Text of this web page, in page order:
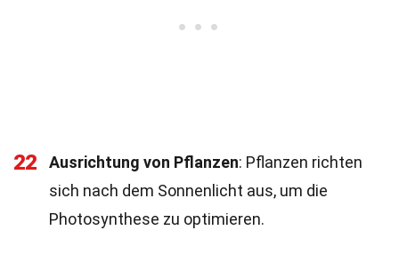
22 Ausrichtung von Pflanzen: Pflanzen richten
sich nach dem Sonnenlicht aus, um die
Photosynthese zu optimieren.